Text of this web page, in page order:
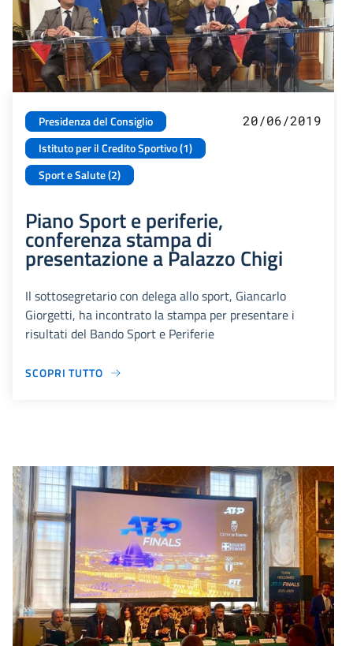
Presidenza del Consiglio
Istituto per il Credito Sportivo (1)
Sport e Salute (2)
20/06/2019
Piano Sport e periferie,
conferenza stampa di
presentazione a Palazzo Chigi
Il sottosegretario con delega allo sport, Giancarlo
Giorgetti, ha incontrato la stampa per presentare i
risultati del Bando Sport e Periferie
SCOPRI TUTTO